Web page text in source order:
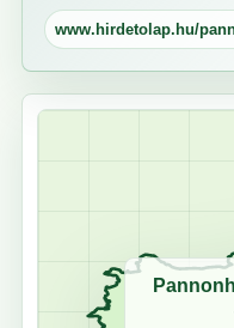
www.hirdetolap.hu/